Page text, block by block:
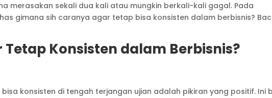
merasakan sekali dua kali atau mungkin berkali-kali gagal. Pada
gimana sih caranya agar tetap bisa konsisten dalam berbisnis?
Konsisten dalam Berbisnis?
konsisten di tengah terjangan ujian adalah pikiran yang positif. Ini